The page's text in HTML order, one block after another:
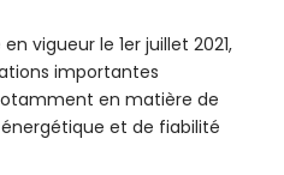
vigueur le 1er juillet 2021,
importantes
en matière de
et de fiabilité